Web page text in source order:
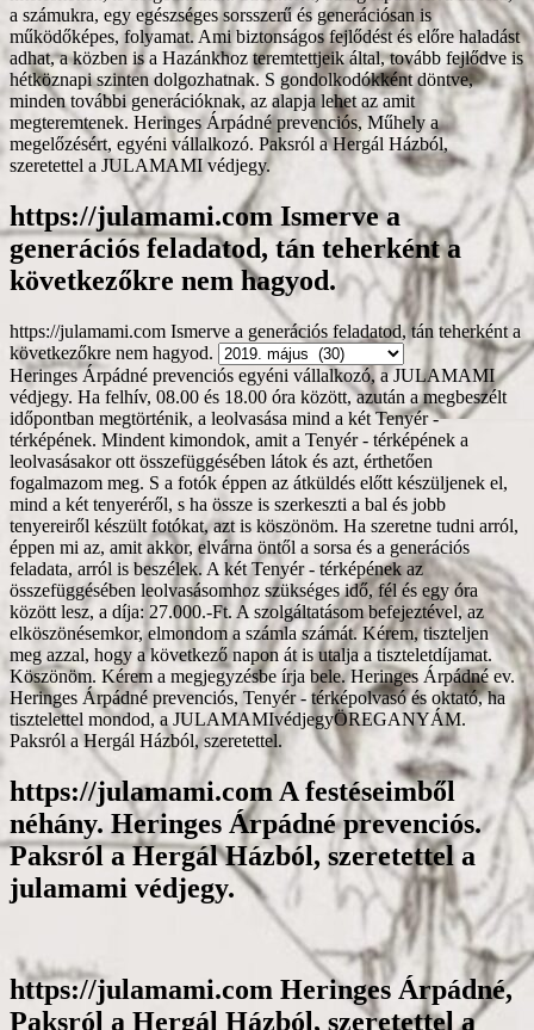
https://julamami.com Ismerve a
generációs feladatod, tán teherként a
következőkre nem hagyod.
https://julamami.com Ismerve a generációs feladatod, tán teherként a
következőkre nem hagyod.
Heringes Árpádné prevenciós egyéni vállalkozó, a JULAMAMI
védjegy. Ha felhív, 08.00 és 18.00 óra között, azután a megbeszélt
időpontban megtörténik, a leolvasása mind a két Tenyér -
térképének. Mindent kimondok, amit a Tenyér - térképének a
leolvasásakor ott összefüggésében látok és azt, érthetően
fogalmazom meg. S a fotók éppen az átküldés előtt készüljenek el,
mind a két tenyeréről, s ha össze is szerkeszti a bal és jobb
tenyereiről készült fotókat, azt is köszönöm. Ha szeretne tudni arról,
éppen mi az, amit akkor, elvárna öntől a sorsa és a generációs
feladata, arról is beszélek. A két Tenyér - térképének az
összefüggésében leolvasásomhoz szükséges idő, fél és egy óra
között lesz, a díja: 27.000.-Ft. A szolgáltatásom befejeztével, az
elköszönésemkor, elmondom a számla számát. Kérem, tiszteljen
meg azzal, hogy a következő napon át is utalja a tiszteletdíjamat.
Köszönöm. Kérem a megjegyzésbe írja bele. Heringes Árpádné ev.
Heringes Árpádné prevenciós, Tenyér - térképolvasó és oktató, ha
tisztelettel mondod, a JULAMAMIvédjegyÖREGANYÁM.
Paksról a Hergál Házból, szeretettel.
https://julamami.com A festéseimből
néhány. Heringes Árpádné prevenciós.
Paksról a Hergál Házból, szeretettel a
julamami védjegy.
https://julamami.com Heringes Árpádné,
Paksról a Hergál Házból, szeretettel a